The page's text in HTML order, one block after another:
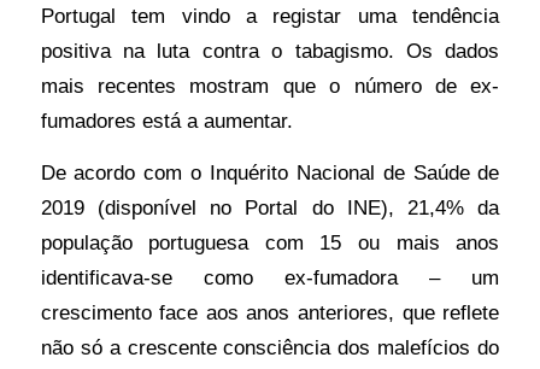
Portugal tem vindo a registar uma tendência
positiva na luta contra o tabagismo. Os dados
mais recentes mostram que o número de ex-
fumadores está a aumentar.
De acordo com o Inquérito Nacional de Saúde de
2019 (disponível no Portal do INE), 21,4% da
população portuguesa com 15 ou mais anos
identificava-se como ex-fumadora – um
crescimento face aos anos anteriores, que reflete
não só a crescente consciência dos malefícios do